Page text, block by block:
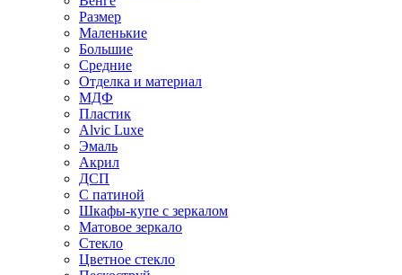
Размер
Маленькие
Большие
Средние
Отделка и материал
МДФ
Пластик
Alvic Luxe
Эмаль
Акрил
ДСП
С патиной
Шкафы-купе с зеркалом
Матовое зеркало
Стекло
Цветное стекло